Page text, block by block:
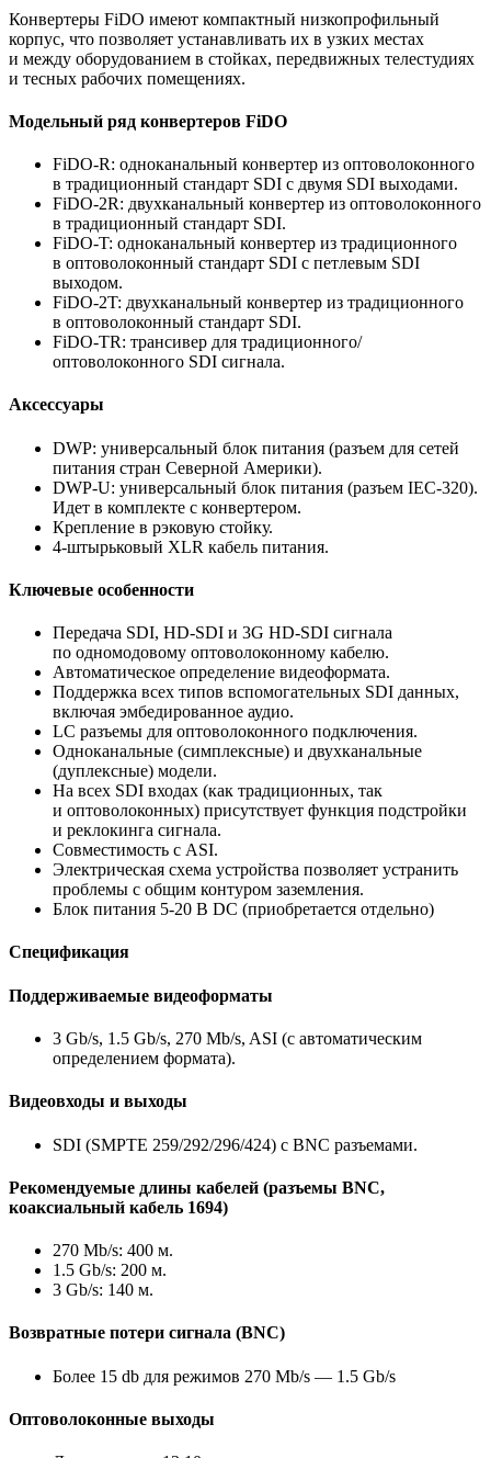
Конвертеры FiDO имеют компактный низкопрофильный
корпус, что позволяет устанавливать их в узких местах
и между оборудованием в стойках, передвижных телестудиях
и тесных рабочих помещениях.
Модельный ряд конвертеров FiDO
FiDO-R: одноканальный конвертер из оптоволоконного
в традиционный стандарт SDI с двумя SDI выходами.
FiDO-2R: двухканальный конвертер из оптоволоконного
в традиционный стандарт SDI.
FiDO-T: одноканальный конвертер из традиционного
в оптоволоконный стандарт SDI с петлевым SDI
выходом.
FiDO-2T: двухканальный конвертер из традиционного
в оптоволоконный стандарт SDI.
FiDO-TR: трансивер для традиционного/
оптоволоконного SDI сигнала.
Аксессуары
DWP: универсальный блок питания (разъем для сетей
питания стран Северной Америки).
DWP-U: универсальный блок питания (разъем IEC-320).
Идет в комплекте с конвертером.
Крепление в рэковую стойку.
4-штырьковый XLR кабель питания.
Ключевые особенности
Передача SDI, HD-SDI и 3G HD-SDI сигнала
по одномодовому оптоволоконному кабелю.
Автоматическое определение видеоформата.
Поддержка всех типов вспомогательных SDI данных,
включая эмбедированное аудио.
LC разъемы для оптоволоконного подключения.
Одноканальные (симплексные) и двухканальные
(дуплексные) модели.
На всех SDI входах (как традиционных, так
и оптоволоконных) присутствует функция подстройки
и реклокинга сигнала.
Совместимость с ASI.
Электрическая схема устройства позволяет устранить
проблемы с общим контуром заземления.
Блок питания 5-20 В DC (приобретается отдельно)
Спецификация
Поддерживаемые видеоформаты
3 Gb/s, 1.5 Gb/s, 270 Mb/s, ASI (с автоматическим
определением формата).
Видеовходы и выходы
SDI (SMPTE 259/292/296/424) с BNC разъемами.
Рекомендуемые длины кабелей (разъемы BNC,
коаксиальный кабель 1694)
270 Mb/s: 400 м.
1.5 Gb/s: 200 м.
3 Gb/s: 140 м.
Возвратные потери сигнала (BNC)
Более 15 db для режимов 270 Mb/s — 1.5 Gb/s
Оптоволоконные выходы